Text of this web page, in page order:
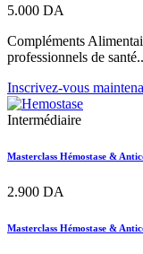
5.000 DA
Compléments
professionnels de
Inscrivez-vous
Intermédiaire
Masterclass Hémostase &
2.900 DA
Masterclass Hémostase &